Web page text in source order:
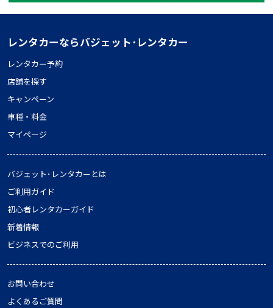
レンタカーならバジェット･レンタカー
レンタカー予約
店舗を探す
キャンペーン
車種・料金
マイページ
バジェット･レンタカーとは
ご利用ガイド
初心者レンタカーガイド
新着情報
ビジネスでのご利用
お問い合わせ
よくあるご質問